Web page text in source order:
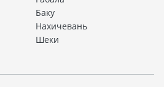
Баку
Нахичевань
Шеки